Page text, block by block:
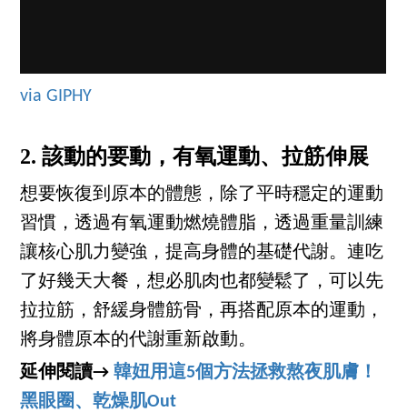
via GIPHY
2. 該動的要動，有氧運動、拉筋伸展
想要恢復到原本的體態，除了平時穩定的運動
習慣，透過有氧運動燃燒體脂，透過重量訓練
讓核心肌力變強，提高身體的基礎代謝。連吃
了好幾天大餐，想必肌肉也都變鬆了，可以先
拉拉筋，舒緩身體筋骨，再搭配原本的運動，
將身體原本的代謝重新啟動。
延伸閱讀→韓妞用這5個方法拯救熬夜肌膚！
黑眼圈、乾燥肌Out